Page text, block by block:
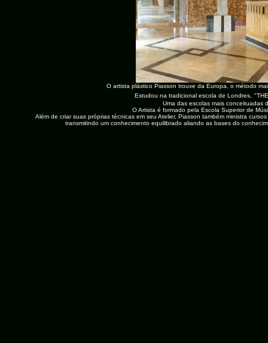
O artista plástico Piasson trouxe da Europa, o método
Estudou na tradicional escola de Londres,
Uma das escolas mais conceituadas
O Artista é formado pela Escola Superior de
Além de criar suas próprias técnicas em seu Atelier, Piasson também ministra
transmitindo um conhecimento equilibrado aliando as bases do